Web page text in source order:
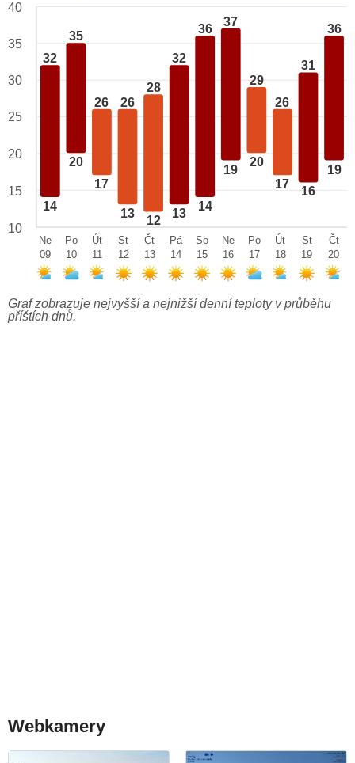
32
14
35
20
26
17
26
13
28
12
32
13
36
14
37
19
29
20
26
17
31
16
36
19
40
35
30
25
20
15
10
Ne
09
Po
10
Út
11
St
12
Čt
13
Pá
14
So
15
Ne
16
Po
17
Út
18
St
19
Čt
20
Graf zobrazuje nejvyšší a nejnižší denní teploty v průběhu
příštích dnů.
Webkamery